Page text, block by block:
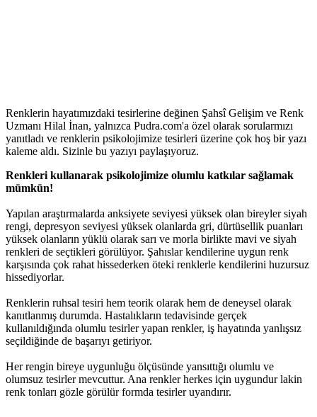
Renklerin hayatımızdaki tesirlerine değinen Şahsî Gelişim ve Renk
Uzmanı Hilal İnan, yalnızca Pudra.com'a özel olarak sorularmızı
yanıtladı ve renklerin psikolojimize tesirleri üzerine çok hoş bir yazı
kaleme aldı. Sizinle bu yazıyı paylaşıyoruz.
Renkleri kullanarak psikolojimize olumlu katkılar sağlamak
mümkün!
Yapılan araştırmalarda anksiyete seviyesi yüksek olan bireyler siyah
rengi, depresyon seviyesi yüksek olanlarda gri, dürtüsellik puanları
yüksek olanların yüklü olarak sarı ve morla birlikte mavi ve siyah
renkleri de seçtikleri görülüyor. Şahıslar kendilerine uygun renk
karşısında çok rahat hissederken öteki renklerle kendilerini huzursuz
hissediyorlar.
Renklerin ruhsal tesiri hem teorik olarak hem de deneysel olarak
kanıtlanmış durumda. Hastalıkların tedavisinde gerçek
kullanıldığında olumlu tesirler yapan renkler, iş hayatında yanlışsız
seçildiğinde de başarıyı getiriyor.
Her rengin bireye uygunluğu ölçüsünde yansıttığı olumlu ve
olumsuz tesirler mevcuttur. Ana renkler herkes için uygundur lakin
renk tonları gözle görülür formda tesirler uyandırır.